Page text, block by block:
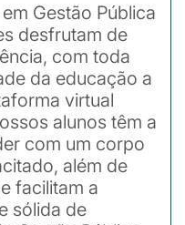
Gestão Pública
desfrutam de
com toda
da educação a
virtual
alunos têm a
com um corpo
além de
facilitam a
sólida de